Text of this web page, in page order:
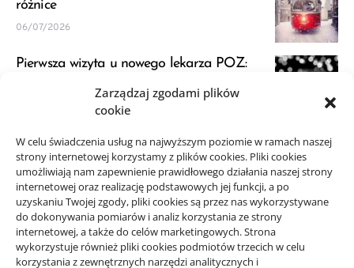
Zarządzaj zgodami plików
cookie
W celu świadczenia usług na najwyższym poziomie w ramach naszej
strony internetowej korzystamy z plików cookies. Pliki cookies
umożliwiają nam zapewnienie prawidłowego działania naszej strony
internetowej oraz realizację podstawowych jej funkcji, a po
uzyskaniu Twojej zgody, pliki cookies są przez nas wykorzystywane
do dokonywania pomiarów i analiz korzystania ze strony
internetowej, a także do celów marketingowych. Strona
wykorzystuje również pliki cookies podmiotów trzecich w celu
korzystania z zewnętrznych narzędzi analitycznych i
różnice
06/07/2026
Pierwsza wizyta u nowego lekarza POZ:
JDG a VAT: kiedy zapytać księgową przed
startem
21/06/2026